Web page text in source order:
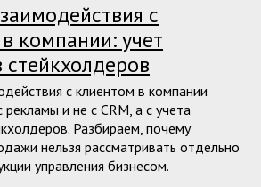
с
компании: учет
стейкхолдеров
с клиентом в компании
рекламы и не с CRM, а с учета
Разбираем, почему
нельзя рассматривать отдельно
управления бизнесом.